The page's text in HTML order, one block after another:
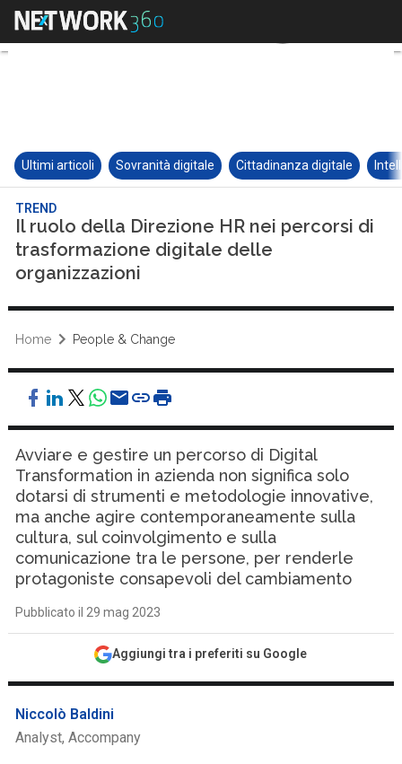
Ultimi articoli Sovranità digitale Cittadinanza digitale
TREND
Il ruolo della Direzione HR nei percorsi di
trasformazione digitale delle
organizzazioni
Home People & Change
Avviare e gestire un percorso di Digital
Transformation in azienda non significa solo
dotarsi di strumenti e metodologie innovative,
ma anche agire contemporaneamente sulla
cultura, sul coinvolgimento e sulla
comunicazione tra le persone, per renderle
protagoniste consapevoli del cambiamento
Pubblicato il 29 mag 2023
Aggiungi tra i preferiti su Google
Niccolò Baldini
Analyst, Accompany